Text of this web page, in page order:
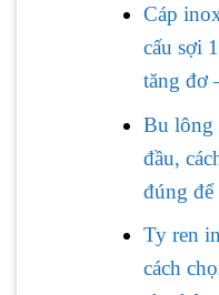
Cáp
cấu sợi
tăng đơ
Bu lông
đầu,
đúng để
Ty ren
cách